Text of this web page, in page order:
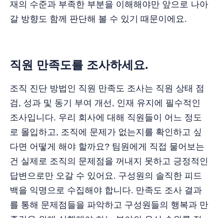
재의 수준과 부족한 부분을 이해해야만 앞으로 나아
갈 방향도 함께 판단해 볼 수 있기 때문이에요.
직원 만족도를 조사하세요.
조직 진단 방법인 직원 만족도 조사는 직원 상태 점
검, 성과 및 동기 부여 개선, 인재 유지에 필수적인
조사입니다. 우리 회사에 대해 직원들이 어느 정도
로 몰입하고, 조직에 문제가 없는지를 확인하고 싶
다면 어떻게 해야 할까요? 팀원에게 직접 물어보는
건 실제로 조직의 문제점을 꺼내지 못하고 긍정적인
답변으로만 오갈 수 있어요. 구성원의 솔직한 피드
백을 익명으로 수집해야 합니다. 만족도 조사 결과
를 통해 문제점들을 파악하고 구성원들의 행복과 만